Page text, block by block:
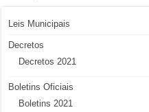
Leis Municipais
Decretos
Decretos 2021
Boletins Oficiais
Boletins 2021